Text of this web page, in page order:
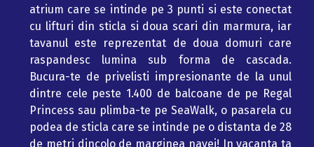
atrium care se intinde pe 3 punti si este conectat
cu lifturi din sticla si doua scari din marmura, iar
tavanul este reprezentat de doua domuri care
raspandesc lumina sub forma de cascada.
Bucura-te de privelisti impresionante de la unul
dintre cele peste 1.400 de balcoane de pe Regal
Princess sau plimba-te pe SeaWalk, o pasarela cu
podea de sticla care se intinde pe o distanta de 28
de metri dincolo de marginea navei! In vacanta ta